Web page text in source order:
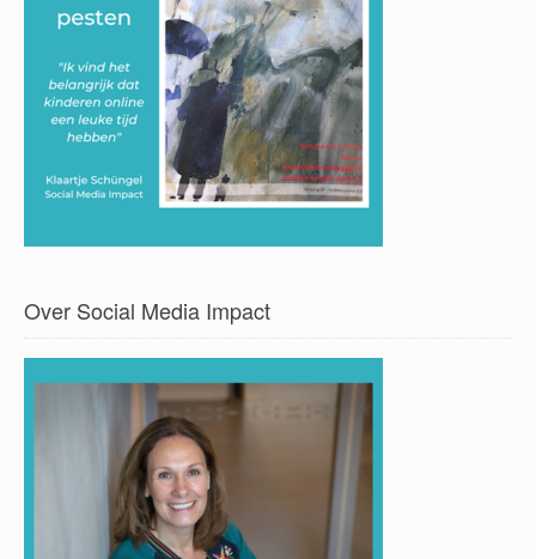
Over Social Media Impact